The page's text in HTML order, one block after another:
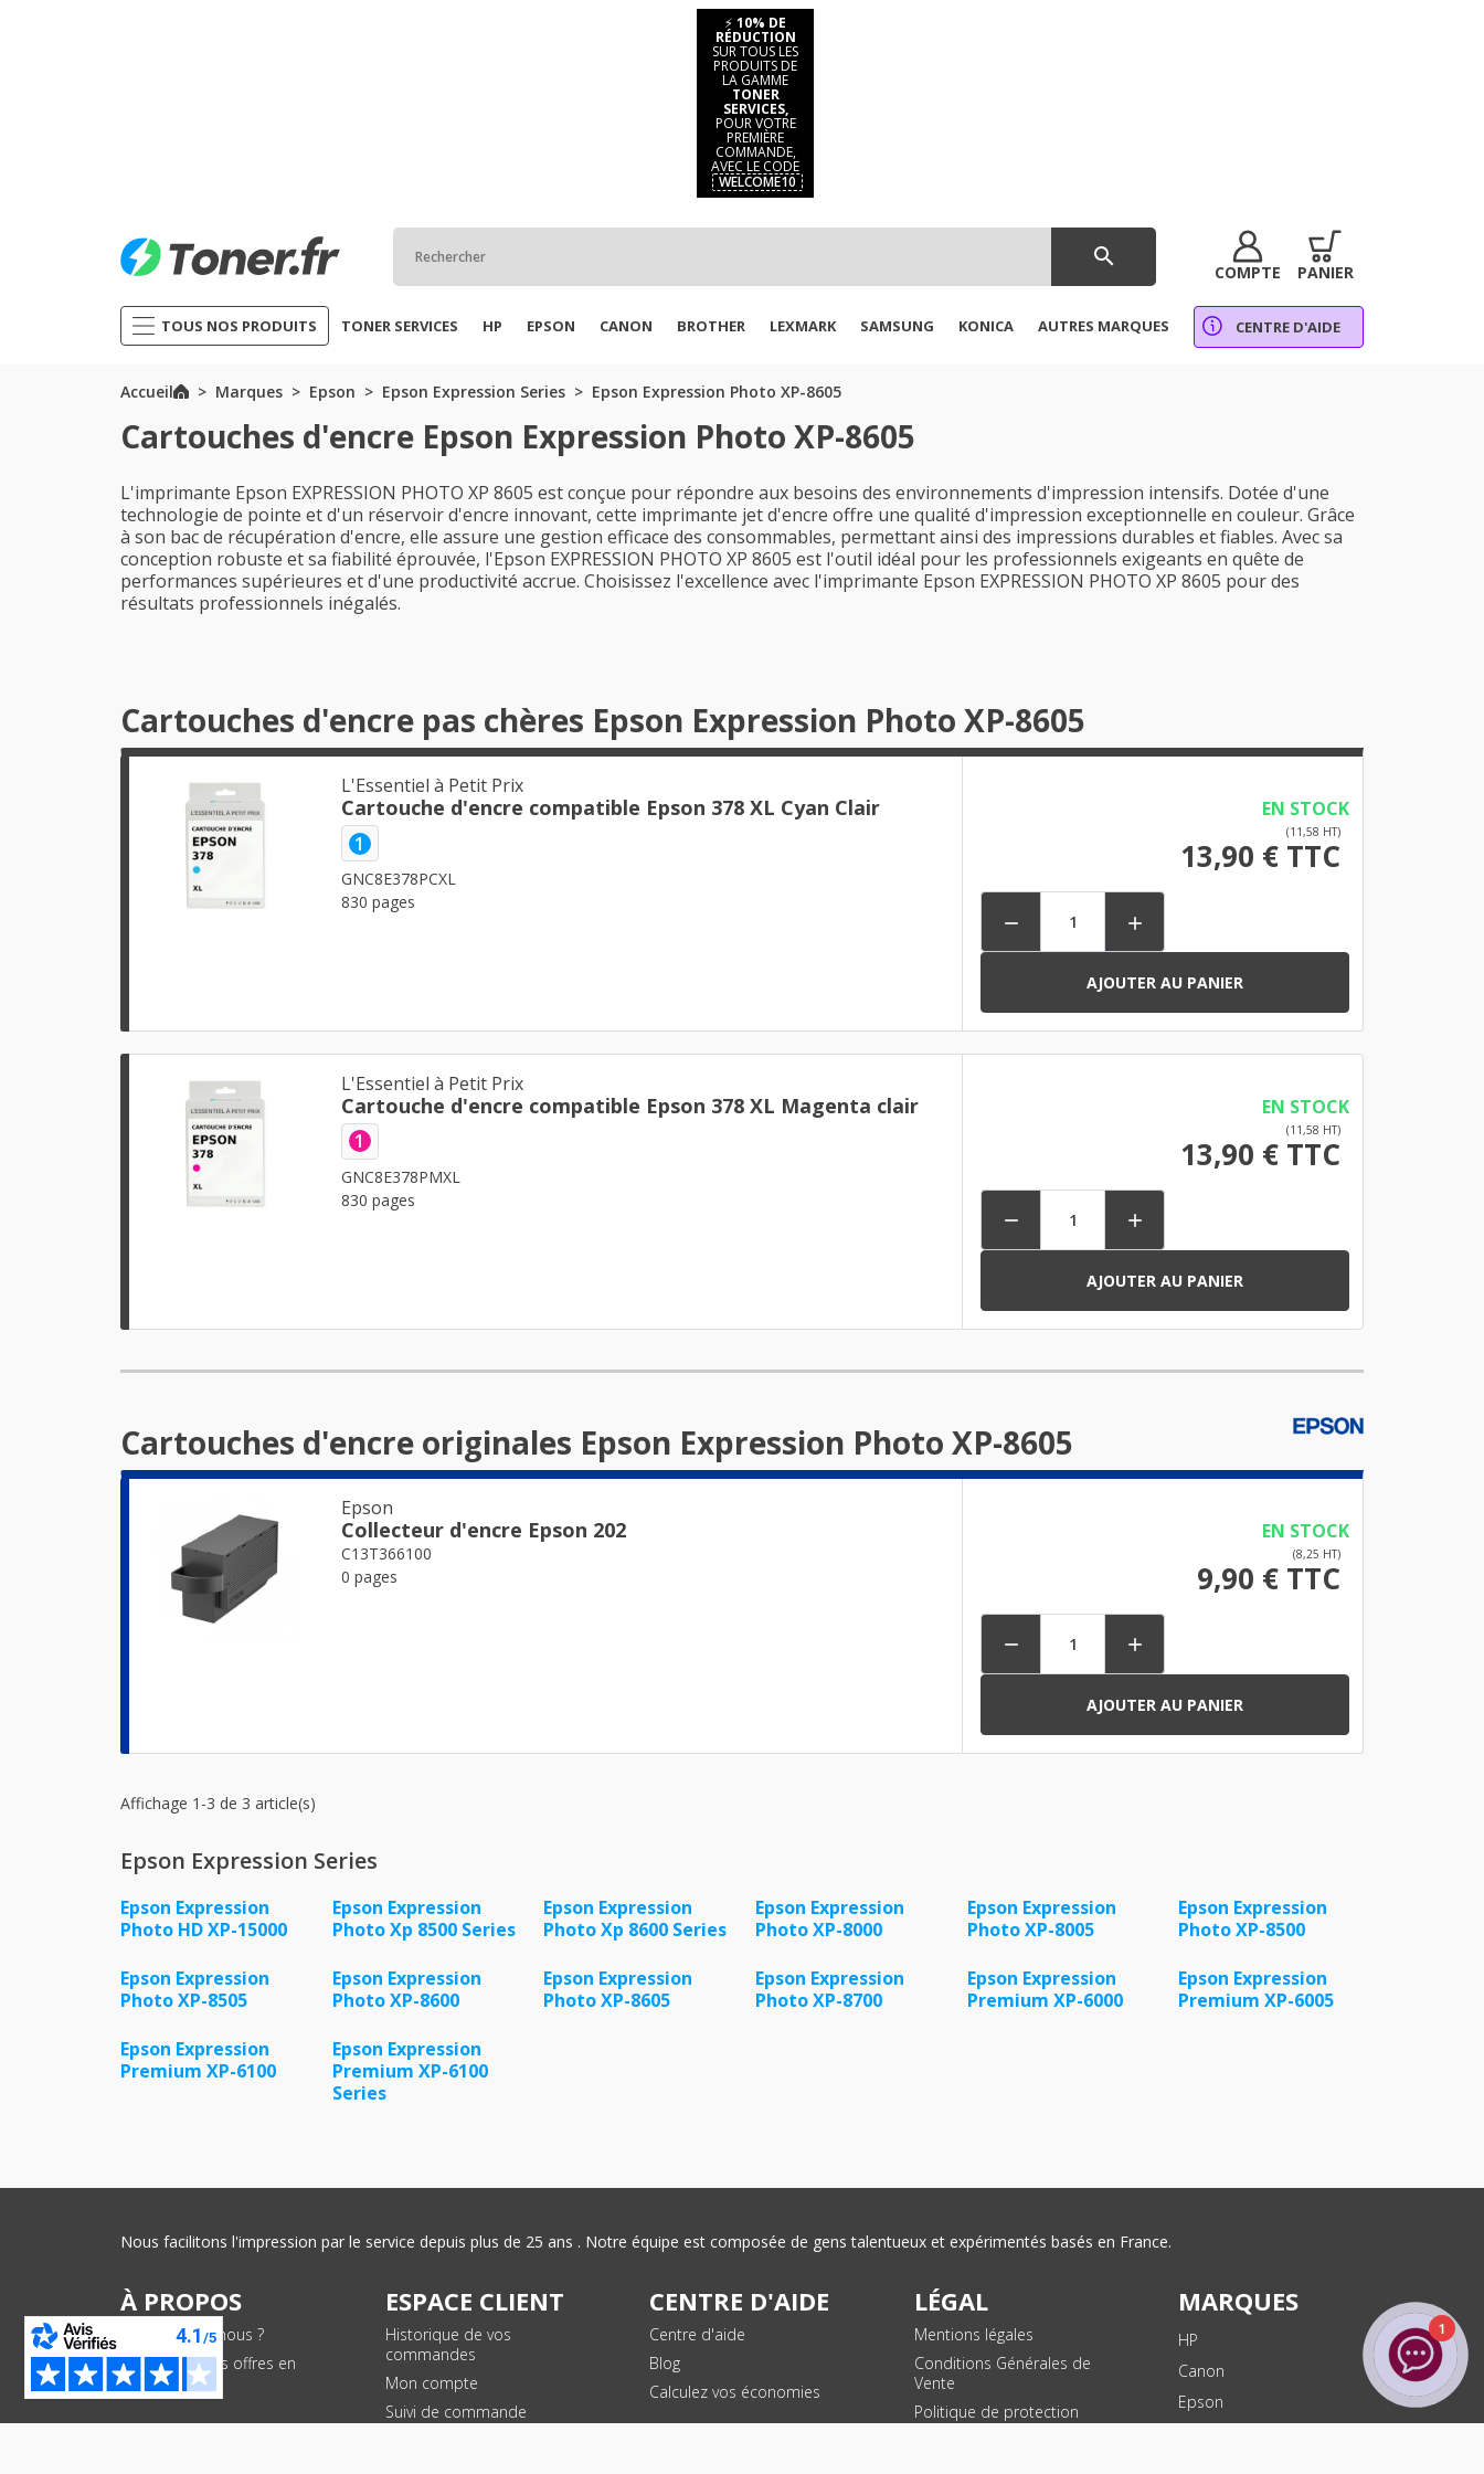
⚡ 10% DE
RÉDUCTION
SUR TOUS LES
PRODUITS DE
LA GAMME
TONER
SERVICES,
POUR VOTRE
PREMIÈRE
COMMANDE,
AVEC LE CODE
WELCOME10
search
COMPTE PANIER
TOUS NOS PRODUITS TONER SERVICES HP EPSON CANON BROTHER LEXMARK SAMSUNG KONICA AUTRES MARQUES CENTRE D'AIDE
Accueil Marques Epson Epson Expression Series Epson Expression Photo XP-8605
Cartouches d'encre Epson Expression Photo XP-8605
L'imprimante Epson EXPRESSION PHOTO XP 8605 est conçue pour répondre aux besoins des environnements d'impression intensifs. Dotée d'une
technologie de pointe et d'un réservoir d'encre innovant, cette imprimante jet d'encre offre une qualité d'impression exceptionnelle en couleur. Grâce
à son bac de récupération d'encre, elle assure une gestion efficace des consommables, permettant ainsi des impressions durables et fiables. Avec sa
conception robuste et sa fiabilité éprouvée, l'Epson EXPRESSION PHOTO XP 8605 est l'outil idéal pour les professionnels exigeants en quête de
performances supérieures et d'une productivité accrue. Choisissez l'excellence avec l'imprimante Epson EXPRESSION PHOTO XP 8605 pour des
résultats professionnels inégalés.
Cartouches d'encre pas chères Epson Expression Photo XP-8605
L'Essentiel à Petit Prix
Cartouche d'encre compatible Epson 378 XL Cyan Clair
1
GNC8E378PCXL
830 pages
EN STOCK
(11,58 HT)
13,90 € TTC
 
AJOUTER AU PANIER
L'Essentiel à Petit Prix
Cartouche d'encre compatible Epson 378 XL Magenta clair
1
GNC8E378PMXL
830 pages
EN STOCK
(11,58 HT)
13,90 € TTC
 
AJOUTER AU PANIER
Cartouches d'encre originales Epson Expression Photo XP-8605
Epson
Collecteur d'encre Epson 202
C13T366100
0 pages
EN STOCK
(8,25 HT)
9,90 € TTC
 
AJOUTER AU PANIER
Affichage 1-3 de 3 article(s)
Epson Expression Series
Epson Expression
Photo HD XP-15000
Epson Expression
Photo Xp 8500 Series
Epson Expression
Photo Xp 8600 Series
Epson Expression
Photo XP-8000
Epson Expression
Photo XP-8005
Epson Expression
Photo XP-8500
Epson Expression
Photo XP-8505
Epson Expression
Photo XP-8600
Epson Expression
Photo XP-8605
Epson Expression
Photo XP-8700
Epson Expression
Premium XP-6000
Epson Expression
Premium XP-6005
Epson Expression
Premium XP-6100
Epson Expression
Premium XP-6100
Series
Nous facilitons l'impression par le service depuis plus de 25 ans . Notre équipe est composée de gens talentueux et expérimentés basés en France.
À PROPOS
Qui sommes-nous ?
Conditions des offres en
cours
ESPACE CLIENT
Historique de vos
commandes
Mon compte
Suivi de commande
CENTRE D'AIDE
Centre d'aide
Blog
Calculez vos économies
LÉGAL
Mentions légales
Conditions Générales de
Vente
Politique de protection
MARQUES
HP
Canon
Epson
1